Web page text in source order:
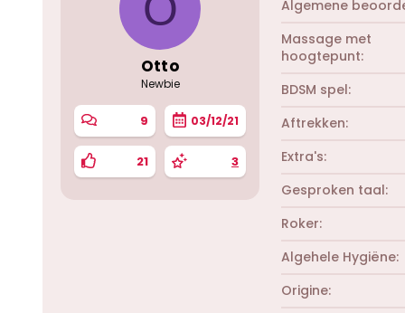
Otto
Newbie
9 03/12/21
21 3
Algemene
Massage met
hoogtepunt
BDSM spel
Aftrekken
Extra's
Gesproken taal
Roker
Algehele Hygiëne
Origine